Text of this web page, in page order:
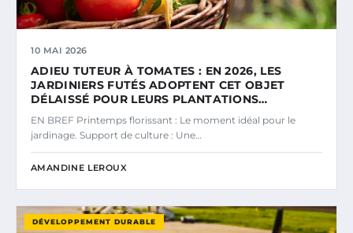
10 MAI 2026
ADIEU TUTEUR À TOMATES : EN 2026, LES
JARDINIERS FUTÉS ADOPTENT CET OBJET
DÉLAISSÉ POUR LEURS PLANTATIONS…
EN BREF Printemps florissant : Le moment idéal pour le
jardinage. Support de culture : Une…
AMANDINE LEROUX
DÉVELOPPEMENT DURABLE